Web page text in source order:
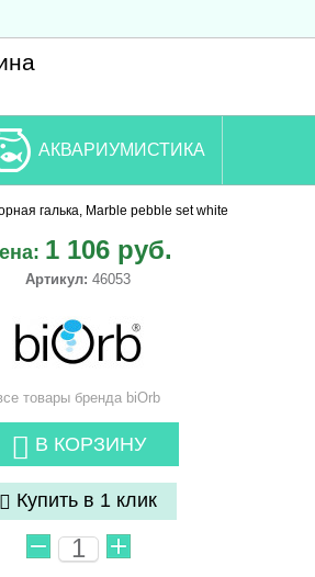
АКВАРИУМИСТИКА
галька, Marble pebble set white
1 106 руб.
Артикул: 46053
товары бренда biOrb
В КОРЗИНУ
Купить в 1 клик